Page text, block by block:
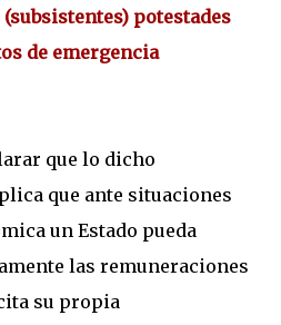
(subsistentes) potestades
de emergencia
que lo dicho
que ante situaciones
un Estado pueda
las remuneraciones
su propia